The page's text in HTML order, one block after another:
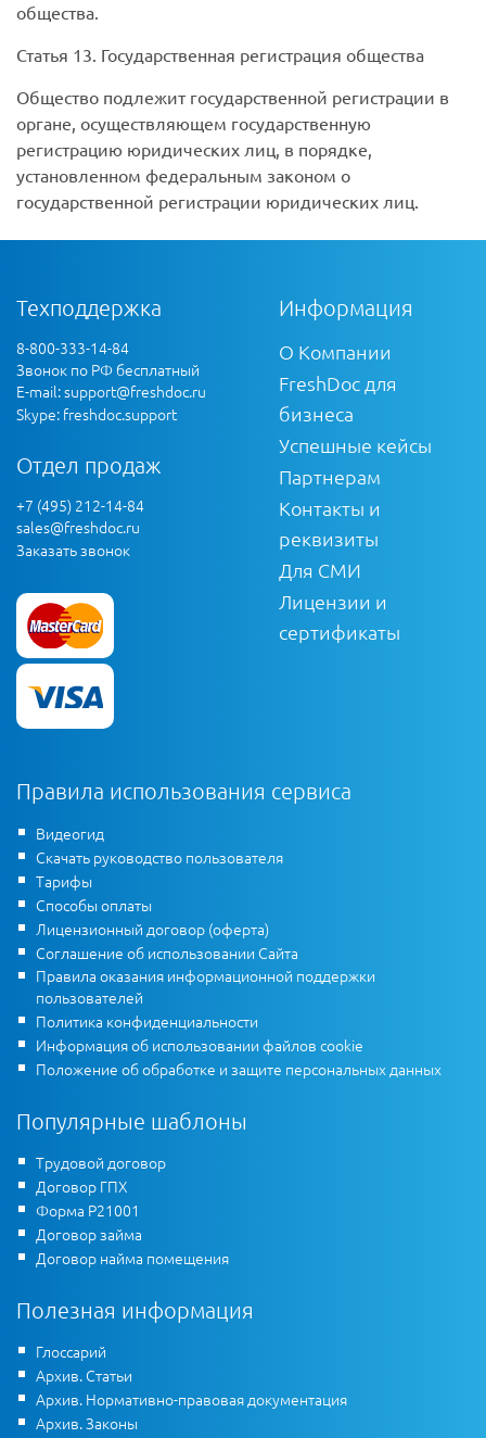
общества.
Статья 13. Государственная регистрация общества
Общество подлежит государственной регистрации в
органе, осуществляющем государственную
регистрацию юридических лиц, в порядке,
установленном федеральным законом о
государственной регистрации юридических лиц.
Техподдержка
8-800-333-14-84
Звонок по РФ бесплатный
E-mail:support@freshdoc.ru
Skype: freshdoc.support
Отдел продаж
+7 (495) 212-14-84
sales@freshdoc.ru
Заказать звонок
Информация
О Компании
FreshDoc для
бизнеса
Успешные кейсы
Партнерам
Контакты и
реквизиты
Для СМИ
Лицензии и
сертификаты
Правила использования сервиса
Видеогид
Скачать руководство пользователя
Тарифы
Способы оплаты
Лицензионный договор (оферта)
Соглашение об использовании Сайта
Правила оказания информационной поддержки
пользователей
Политика конфиденциальности
Информация об использовании файлов cookie
Положение об обработке и защите персональных данных
Популярные шаблоны
Трудовой договор
Договор ГПХ
Форма Р21001
Договор займа
Договор найма помещения
Полезная информация
Глоссарий
Архив. Статьи
Архив. Нормативно-правовая документация
Архив. Законы